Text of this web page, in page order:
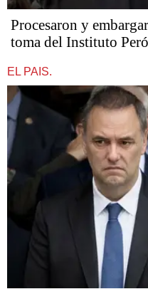
Procesaron y
toma del Instituto
EL PAIS.